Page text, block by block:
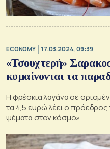
ECONOMY 17.03.2024, 09:39
«Τσουχτερή»
κυμαίνονται τα
Η φρέσκια λαγάνα σε
τα 4,5 ευρώ λέει ο
ψέματα στον κόσμο»